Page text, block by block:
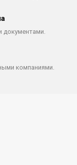
компаниями.